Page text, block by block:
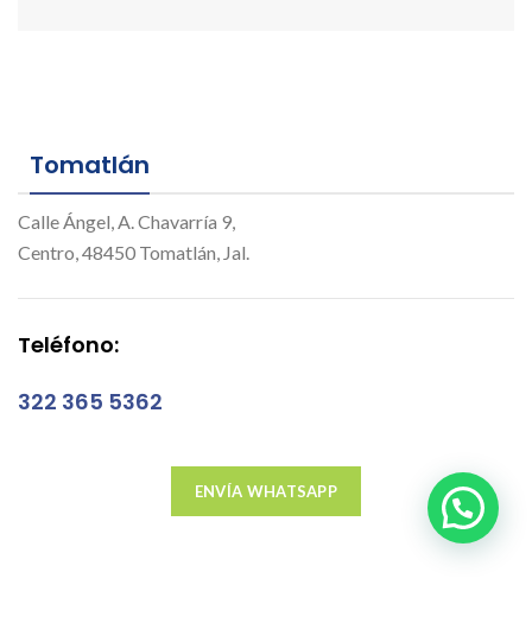
Tomatlán
Calle Ángel, A. Chavarría 9,
Centro, 48450 Tomatlán, Jal.
Teléfono:
322 365 5362
ENVÍA WHATSAPP